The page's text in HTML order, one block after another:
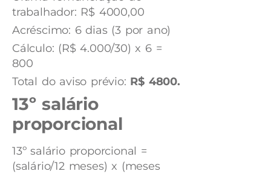
trabalhador: R$ 4000,00
Acréscimo: 6 dias (3 por ano)
Cálculo: (R$ 4.000/30) x 6 =
800
Total do aviso prévio: R$ 4800.
13º salário
proporcional
13º salário proporcional =
(salário/12 meses) x (meses